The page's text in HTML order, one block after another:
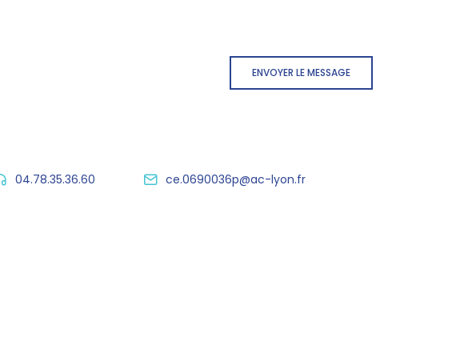
ENVOYER LE MESSAGE
04.78.35.36.60 ce.0690036p@ac-lyon.fr